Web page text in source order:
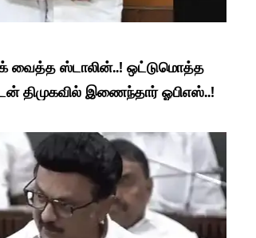
வைத்த ஸ்டாலின்..! ஒட்டுமொத்த
திமுகவில் இணைந்தார் ஓபிஎஸ்..!